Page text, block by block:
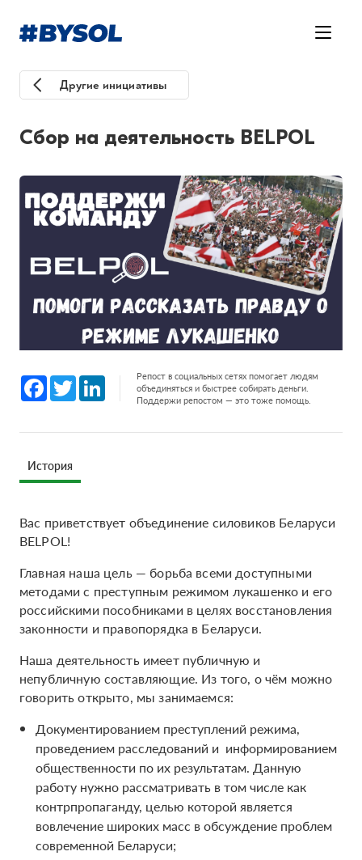
Другие инициативы
Сбор на деятельность BELPOL
Facebook
Twitter LinkedInРепост в социальных сетях помогает людям
объединяться и быстрее собирать деньги.
Поддержи репостом — это тоже помощь.
История
Вас приветствует объединение силовиков Беларуси
BELPOL!
Главная наша цель — борьба всеми доступными
методами с преступным режимом лукашенко и его
российскими пособниками в целях восстановления
законности и правопорядка в Беларуси.
Наша деятельность имеет публичную и
непубличную составляющие. Из того, о чём можно
говорить открыто, мы занимаемся:
Документированием преступлений режима,
проведением расследований и информированием
общественности по их результатам. Данную
работу нужно рассматривать в том числе как
контрпропаганду, целью которой является
вовлечение широких масс в обсуждение проблем
современной Беларуси;